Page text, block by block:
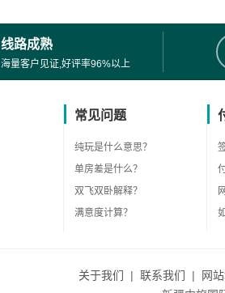
线路成熟
海量客户见证,好评率96%以上
常见问题
纯玩是什么意思？
单房差是什么？
双飞双卧解释？
满意度计算？
关于我们 | 联系我们 |
网